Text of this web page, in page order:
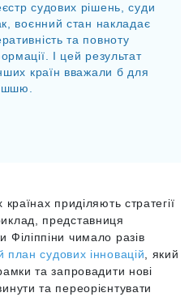
судових рішень, суди
воєнний стан накладає
та повноту
І цей результат
країн вважали б для
приділяють стратегії
представниця
Філіппіни чимало разів
план судових інновацій , який
та запровадити нові
та переорієнтувати